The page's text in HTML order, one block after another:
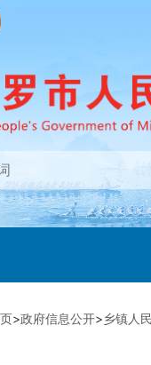
>政府信息公开>乡镇人